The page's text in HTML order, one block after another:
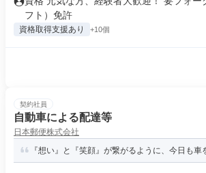
フト）免許
資格取得支援あり +10個
契約社員
自動車による配達等
日本郵便株式会社
『想い』と『笑顔』が繋がるように、今日も車